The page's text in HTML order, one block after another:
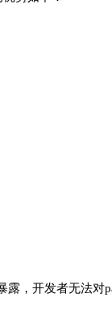
，开发者无法对